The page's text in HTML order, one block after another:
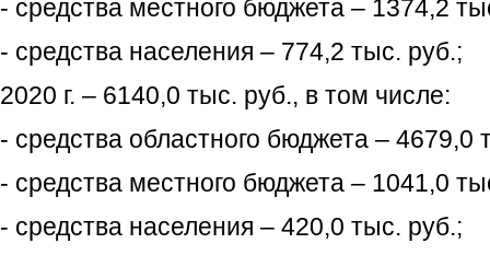
- средства местного бюджета – 1374,2
- средства населения – 774,2 тыс. руб.;
2020 г. – 6140,0 тыс. руб., в том числе:
- средства областного бюджета – 4679,0
- средства местного бюджета – 1041,0
- средства населения – 420,0 тыс. руб.;